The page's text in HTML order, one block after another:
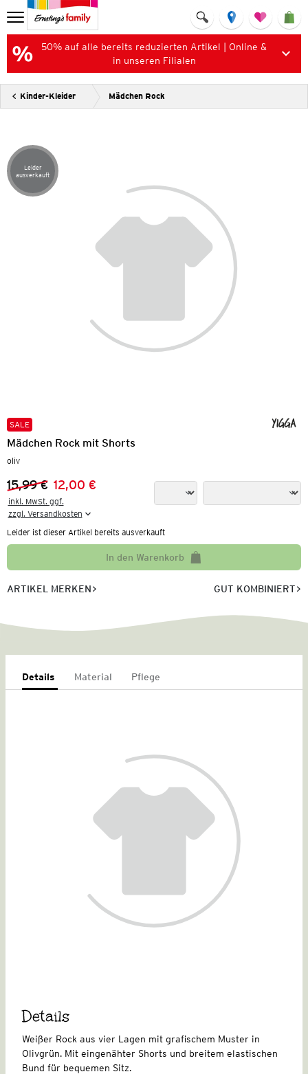
50% auf alle bereits reduzierten Artikel | Online &
in unseren Filialen
Kinder-Kleider Mädchen Rock
Artikel leider ausverkauft
Leider
ausverkauft
SALE
Mädchen Rock mit Shorts
oliv
Vorheriger Preis:
15,99 €
Neuer Preis:
12,00 €
inkl. MwSt. ggf.
zzgl. Versandkosten
Leider ist dieser Artikel bereits ausverkauft
In den Warenkorb
ARTIKEL MERKEN GUT KOMBINIERT
Details Material Pflege
Details
Weißer Rock aus vier Lagen mit grafischem Muster in
Olivgrün. Mit eingenähter Shorts und breitem elastischen
Bund für bequemen Sitz.